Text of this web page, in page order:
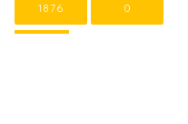
1876 0